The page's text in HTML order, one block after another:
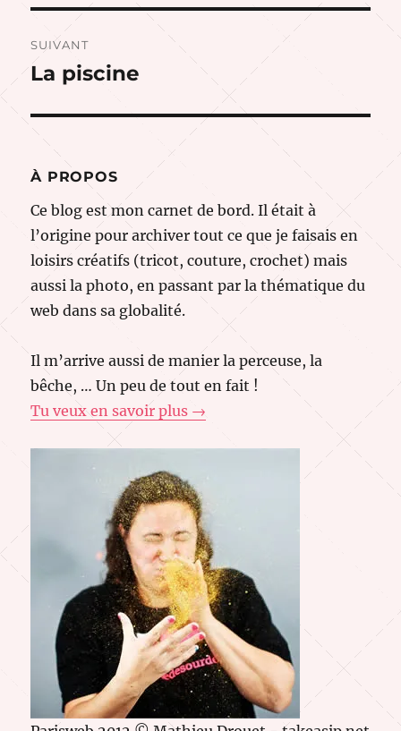
SUIVANT
Publication
La piscine
À PROPOS
Ce blog est mon carnet de bord. Il était à
l’origine pour archiver tout ce que je faisais en
loisirs créatifs (tricot, couture, crochet) mais
aussi la photo, en passant par la thématique du
web dans sa globalité.
Il m’arrive aussi de manier la perceuse, la
bêche, … Un peu de tout en fait !
Tu veux en savoir plus →